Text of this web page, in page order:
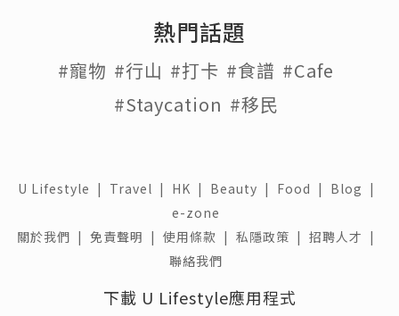
熱門話題
#寵物 #行山 #打卡 #食譜 #Cafe
#Staycation #移民
U Lifestyle | Travel | HK | Beauty | Food | Blog |
e-zone
關於我們 | 免責聲明 | 使用條款 | 私隱政策 | 招聘人才 |
聯絡我們
下載 U Lifestyle應用程式